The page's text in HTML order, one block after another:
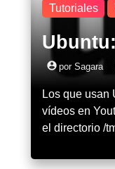
Tutoriales
account_circle por Sagara
Los que usan
vídeos en
el directorio /